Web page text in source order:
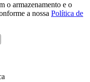
o armazenamento e o
a nossa Política de